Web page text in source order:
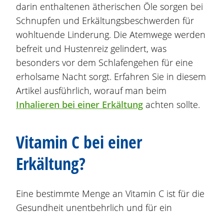
darin enthaltenen ätherischen Öle sorgen bei
Schnupfen und Erkältungsbeschwerden für
wohltuende Linderung. Die Atemwege werden
befreit und Hustenreiz gelindert, was
besonders vor dem Schlafengehen für eine
erholsame Nacht sorgt. Erfahren Sie in diesem
Artikel ausführlich, worauf man beim
Inhalieren bei einer Erkältung achten sollte.
Vitamin C bei einer
Erkältung?
Eine bestimmte Menge an Vitamin C ist für die
Gesundheit unentbehrlich und für ein